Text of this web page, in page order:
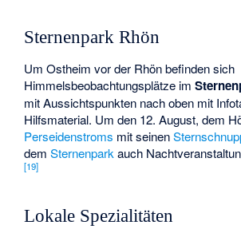
Sternenpark Rhön
Um Ostheim vor der Rhön befinden sich
Himmelsbeobachtungsplätze im
mit Aussichtspunkten nach oben mit
Hilfsmaterial. Um den 12. August, dem
Perseidenstroms mit seinen
demSternenpark auch
[19]
Lokale Spezialitäten